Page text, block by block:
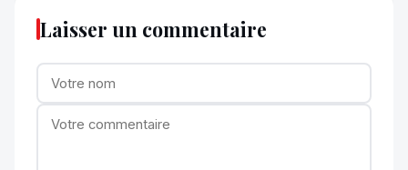
Laisser un commentaire